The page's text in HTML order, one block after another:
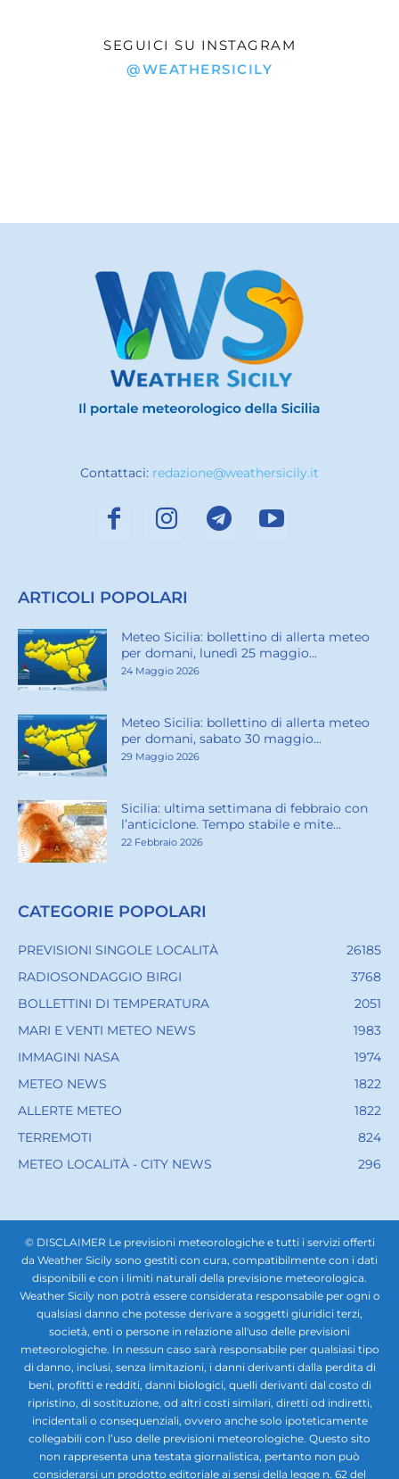
SEGUICI SU INSTAGRAM
@WEATHERSICILY
Contattaci: redazione@weathersicily.it
ARTICOLI POPOLARI
Meteo Sicilia: bollettino di allerta meteo
per domani, lunedì 25 maggio...
24 Maggio 2026
Meteo Sicilia: bollettino di allerta meteo
per domani, sabato 30 maggio...
29 Maggio 2026
Sicilia: ultima settimana di febbraio con
l’anticiclone. Tempo stabile e mite...
22 Febbraio 2026
CATEGORIE POPOLARI
PREVISIONI SINGOLE LOCALITÀ
26185
RADIOSONDAGGIO BIRGI
3768
BOLLETTINI DI TEMPERATURA
2051
MARI E VENTI METEO NEWS
1983
IMMAGINI NASA
1974
METEO NEWS
1822
ALLERTE METEO
1822
TERREMOTI
824
METEO LOCALITÀ - CITY NEWS
296
© DISCLAIMER Le previsioni meteorologiche e tutti i servizi offerti
da Weather Sicily sono gestiti con cura, compatibilmente con i dati
disponibili e con i limiti naturali della previsione meteorologica.
Weather Sicily non potrà essere considerata responsabile per ogni o
qualsiasi danno che potesse derivare a soggetti giuridici terzi,
società, enti o persone in relazione all'uso delle previsioni
meteorologiche. In nessun caso sarà responsabile per qualsiasi tipo
di danno, inclusi, senza limitazioni, i danni derivanti dalla perdita di
beni, profitti e redditi, danni biologici, quelli derivanti dal costo di
ripristino, di sostituzione, od altri costi similari, diretti od indiretti,
incidentali o consequenziali, ovvero anche solo ipoteticamente
collegabili con l’uso delle previsioni meteorologiche. Questo sito
non rappresenta una testata giornalistica, pertanto non può
considerarsi un prodotto editoriale ai sensi della legge n. 62 del